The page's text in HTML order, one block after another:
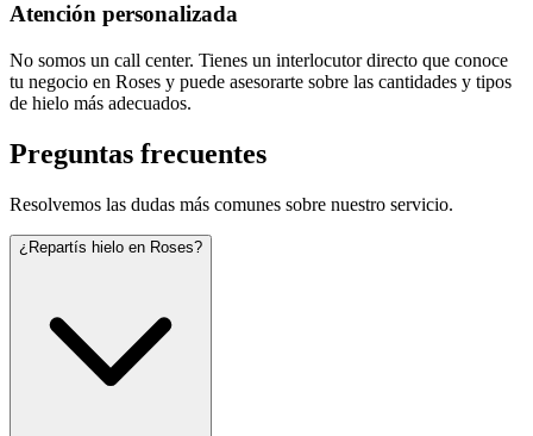
Atención personalizada
No somos un call center. Tienes un interlocutor directo que conoce
tu negocio en Roses y puede asesorarte sobre las cantidades y tipos
de hielo más adecuados.
Preguntas frecuentes
Resolvemos las dudas más comunes sobre nuestro servicio.
¿Repartís hielo en Roses?